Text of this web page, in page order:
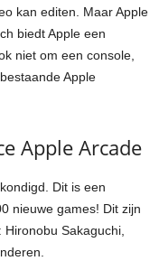
kan editen. Maar Apple
biedt Apple een
niet om een console,
Apple
Apple Arcade
Dit is een
nieuwe games! Dit zijn
Sakaguchi,